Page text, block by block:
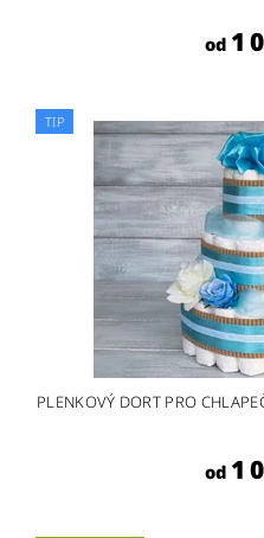
od1
TIP
PLENKOVÝ DORT PRO
od1